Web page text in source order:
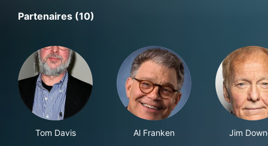
Partenaires (10)
Tom Davis Al Franken Jim